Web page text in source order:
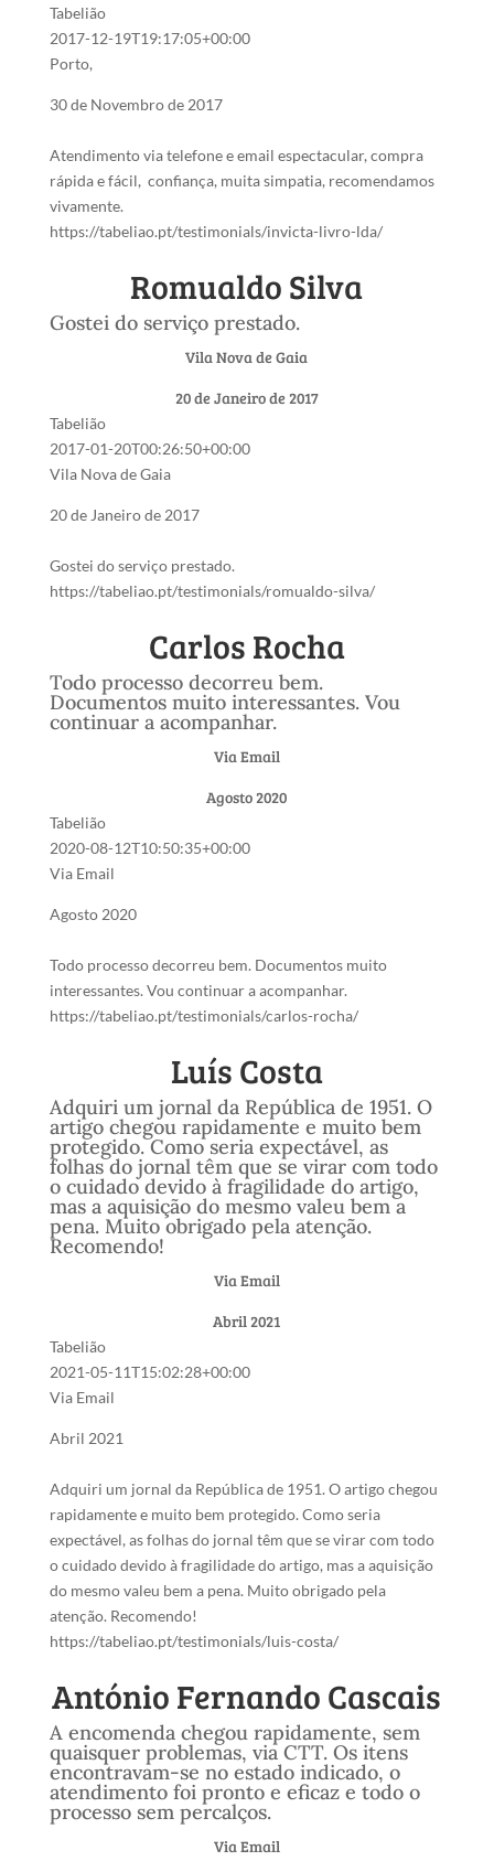
Tabelião
2017-12-19T19:17:05+00:00
Porto,
30 de Novembro de 2017
Atendimento via telefone e email espectacular, compra
rápida e fácil, confiança, muita simpatia, recomendamos
vivamente.
https://tabeliao.pt/testimonials/invicta-livro-lda/
Romualdo Silva
Gostei do serviço prestado.
Vila Nova de Gaia
20 de Janeiro de 2017
Tabelião
2017-01-20T00:26:50+00:00
Vila Nova de Gaia
20 de Janeiro de 2017
Gostei do serviço prestado.
https://tabeliao.pt/testimonials/romualdo-silva/
Carlos Rocha
Todo processo decorreu bem.
Documentos muito interessantes. Vou
continuar a acompanhar.
Via Email
Agosto 2020
Tabelião
2020-08-12T10:50:35+00:00
Via Email
Agosto 2020
Todo processo decorreu bem. Documentos muito
interessantes. Vou continuar a acompanhar.
https://tabeliao.pt/testimonials/carlos-rocha/
Luís Costa
Adquiri um jornal da República de 1951. O
artigo chegou rapidamente e muito bem
protegido. Como seria expectável, as
folhas do jornal têm que se virar com todo
o cuidado devido à fragilidade do artigo,
mas a aquisição do mesmo valeu bem a
pena. Muito obrigado pela atenção.
Recomendo!
Via Email
Abril 2021
Tabelião
2021-05-11T15:02:28+00:00
Via Email
Abril 2021
Adquiri um jornal da República de 1951. O artigo chegou
rapidamente e muito bem protegido. Como seria
expectável, as folhas do jornal têm que se virar com todo
o cuidado devido à fragilidade do artigo, mas a aquisição
do mesmo valeu bem a pena. Muito obrigado pela
atenção. Recomendo!
https://tabeliao.pt/testimonials/luis-costa/
António Fernando Cascais
A encomenda chegou rapidamente, sem
quaisquer problemas, via CTT. Os itens
encontravam-se no estado indicado, o
atendimento foi pronto e eficaz e todo o
processo sem percalços.
Via Email